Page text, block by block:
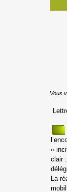
Vous
«
clair
La